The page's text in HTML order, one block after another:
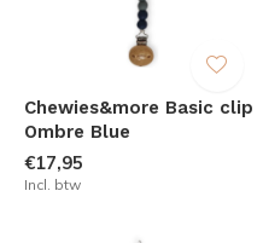
Chewies&more Basic clip
Ombre Blue
€17,95
Incl. btw